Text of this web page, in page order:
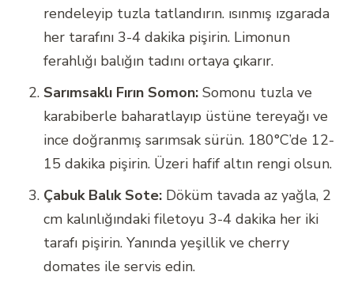
rendeleyip tuzla tatlandırın. ısınmış ızgarada
her tarafını 3-4 dakika pişirin. Limonun
ferahlığı balığın tadını ortaya çıkarır.
Sarımsaklı Fırın Somon: Somonu tuzla ve
karabiberle baharatlayıp üstüne tereyağı ve
ince doğranmış sarımsak sürün. 180°C’de 12-
15 dakika pişirin. Üzeri hafif altın rengi olsun.
Çabuk Balık Sote: Döküm tavada az yağla, 2
cm kalınlığındaki filetoyu 3-4 dakika her iki
tarafı pişirin. Yanında yeşillik ve cherry
domates ile servis edin.